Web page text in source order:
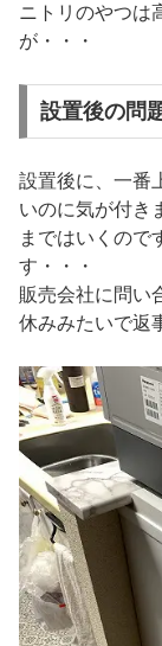
ニトリのやつは
が・・・
設置後の問
設置後に、一番
いのに気が付き
まではいくので
す・・・
販売会社に問い
休みみたいで返